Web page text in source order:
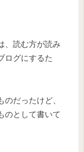
、読む方が読み
ログにするた
だったけど、
のとして書いて